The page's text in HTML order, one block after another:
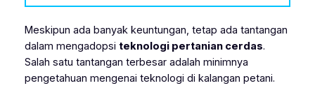
Meskipun ada banyak keuntungan, tetap ada tantangan
dalam mengadopsi teknologi pertanian cerdas.
Salah satu tantangan terbesar adalah minimnya
pengetahuan mengenai teknologi di kalangan petani.